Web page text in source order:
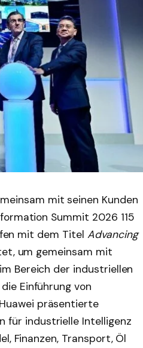
mit seinen Kunden
Summit 2026 115
mit dem Titel Advancing
um gemeinsam mit
Bereich der industriellen
Einführung von
präsentierte
für industrielle Intelligenz
Finanzen, Transport, Öl